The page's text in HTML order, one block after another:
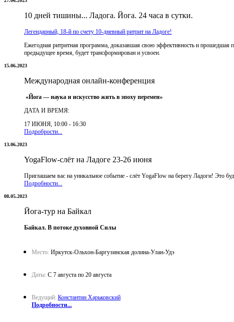
10 дней тишины... Ладога. Йога. 24 часа в сутки.
Легендарный, 18-й по счету 10-дневный ритрит на Ладоге!
Ежегодная ритритная программа, доказавшая свою эффективность и прошедшая
предыдущее время, будет трансформирован и усвоен.
15.06.2023
Международная онлайн-конференция
«Йога — наука и искусство жить в эпоху перемен»
ДАТА И ВРЕМЯ:
17 ИЮНЯ, 10:00 - 16:30
Подробрости...
13.06.2023
YogaFlow-слёт на Ладоге 23-26 июня
Приглашаем вас на уникальное событие - слёт YogaFlow на берегу Ладоги! Это
Подробности...
08.05.2023
Йога-тур на Байкал
Байкал. В потоке духовной Силы
Место: Иркутск-Ольхон-Баргузинская долина-Улан-Удэ
Даты: C 7 августа по 20 августа
Ведущий: Константин Харьковский
Подробности...